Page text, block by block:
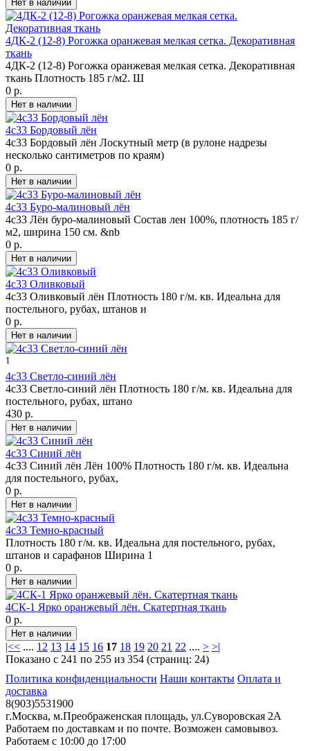
4ДК-2 (12-8) Рогожка оранжевая мелкая сетка. Декоративная
ткань
4ДК-2 (12-8) Рогожка оранжевая мелкая сетка. Декоративная
ткань Плотность 185 г/м2. Ш
0 р.
4с33 Бордовый лён
4с33 Бордовый лён Лоскутный метр (в рулоне надрезы
несколько сантиметров по краям)
0 р.
4с33 Буро-малиновый лён
4с33 Лён буро-малиновый Состав лен 100%, плотность 185 г/
м2, ширина 150 см. &nb
0 р.
4с33 Оливковый
4с33 Оливковый лён Плотность 180 г/м. кв. Идеальна для
постельного, рубах, штанов и
0 р.
1
4с33 Светло-синий лён
4с33 Светло-синий лён Плотность 180 г/м. кв. Идеальна для
постельного, рубах, штано
430 р.
4с33 Синий лён
4с33 Синий лён Лён 100% Плотность 180 г/м. кв. Идеальна
для постельного, рубах,
0 р.
4с33 Темно-красный
Плотность 180 г/м. кв. Идеальна для постельного, рубах,
штанов и сарафанов Ширина 1
0 р.
4СК-1 Ярко оранжевый лён. Скатертная ткань
0 р.
|<< .... 12 13 14 15 16 17 18 19 20 21 22 .... > >|
Показано с 241 по 255 из 354 (страниц: 24)
Политика конфиденциальности Наши контакты Оплата и
доставка
8(903)5531900
г.Москва, м.Преображенская площадь, ул.Суворовская 2А
Работаем по доставкам и по почте. Возможен самовывоз.
Работаем с 10:00 до 17:00